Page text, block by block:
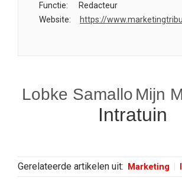
Functie:
Redacteur
Website:
https://
Lobke Samallo Mijn
Intratuin
Gerelateerde artikelen uit: Marketing